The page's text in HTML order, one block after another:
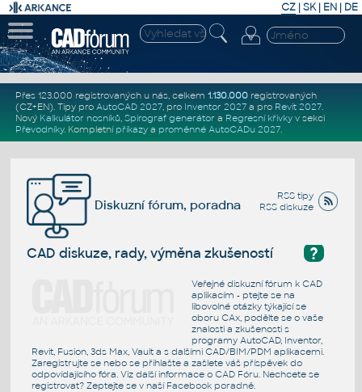
CZ | SK| EN | DE
Přes 123.000 registrovaných u nás, celkem 1.130.000registrovaných
(CZ+EN). Tipy pro AutoCAD 2027, pro Inventor 2027a pro Revit 2027.
Nový Kalkulátor nosníků, Spirograf generátor a Regresní křivkyv sekci
Převodníky. Kompletní příkazya proměnné AutoCADu 2027.
RSS tipy
RSS diskuze
Diskuzní fórum, poradna
?
CAD diskuze, rady, výměna zkušeností
Veřejné diskuzní fórum k CAD
aplikacím - ptejte se na
libovolné otázky týkající se
oboru CAx, podělte se o vaše
znalosti a zkušenosti s
programy AutoCAD, Inventor,
Revit, Fusion, 3ds Max, Vault a s dalšími CAD/BIM/PDM aplikacemi.
Zaregistrujte se nebo se přihlašte a zašlete váš příspěvek do
odpovídajícího fóra. Viz další informace o CAD Fóru. Nechcete se
registrovat? Zeptejte se v naší Facebook poradně.